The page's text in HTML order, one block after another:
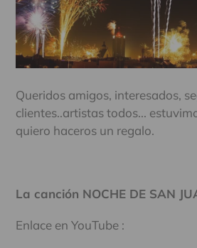
Queridos amigos, interesados,
clientes..artistas todos...
quiero haceros un regalo.
La canción NOCHE DE SAN
Enlace en YouTube :